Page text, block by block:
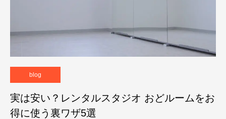
blog
実は安い？レンタルスタジオ おどルームをお
得に使う裏ワザ5選